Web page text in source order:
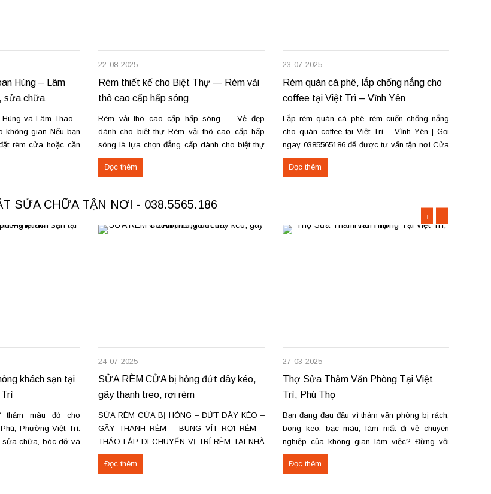
Hùng – Lâm
sửa chữa
và Lâm Thao –
không gian Nếu bạn
rèm cửa hoặc cần
Hùng hay Lâm
đáp ứng với dịch vụ
22-08-2025
Rèm thiết kế cho Biệt Thự — Rèm vải
thô cao cấp hấp sóng
Rèm vải thô cao cấp hấp sóng — Vẻ đẹp
dành cho biệt thự Rèm vải thô cao cấp hấp
sóng là lựa chọn đẳng cấp dành cho biệt thự
và không gian sang trọng. Kỹ thuật hấp sóng
định hình trên ống rèm tạo nếp sóng suôn
Đọc thêm
23-07-2025
Rèm quán cà phê, lắp chống nắng cho
coffee tại Việt Trì – Vĩnh Yên
Lắp rèm quán cà phê, rèm cuốn chống nắng
cho quán coffee tại Việt Trì – Vĩnh Yên | Gọi
ngay 0385565186 để được tư vấn tận nơi Cửa
hàng rèm tại số 22A – Đường Lê Quý Đôn –
Phường Tiên Cát – TP Việt Trì – Phú Thọ và
Đọc thêm
SỬA CHỮA TẬN NƠI - 038.5565.186
khách sạn tại
thảm màu đỏ cho
Phường Việt Trì.
sửa chữa, bóc dỡ và
khu vực Việt Trì,
cung cấp Thảm
24-07-2025
SỬA RÈM CỬA bị hỏng đứt dây kéo,
gãy thanh treo, rơi rèm
SỬA RÈM CỬA BỊ HỎNG – ĐỨT DÂY KÉO –
GÃY THANH RÈM – BUNG VÍT RƠI RÈM –
THÁO LẮP DI CHUYỂN VỊ TRÍ RÈM TẠI NHÀ
Ở HÀ NỘI & TPHCM. Dịch vụ sửa rèm cửa tại
nhà ở Hà Nội & TPHCM, đội thợ sửa chữa
Đọc thêm
27-03-2025
Thợ Sửa Thảm Văn Phòng Tại Việt
Trì, Phú Thọ
Bạn đang đau đầu vì thảm văn phòng bị rách,
bong keo, bạc màu, làm mất đi vẻ chuyên
nghiệp của không gian làm việc? Đừng vội
thay mới tốn kém! Dịch vụ sửa chữa thảm văn
phòng tại Việt Trì, Phú Thọ sẽ giúp bạn khắc
Đọc thêm